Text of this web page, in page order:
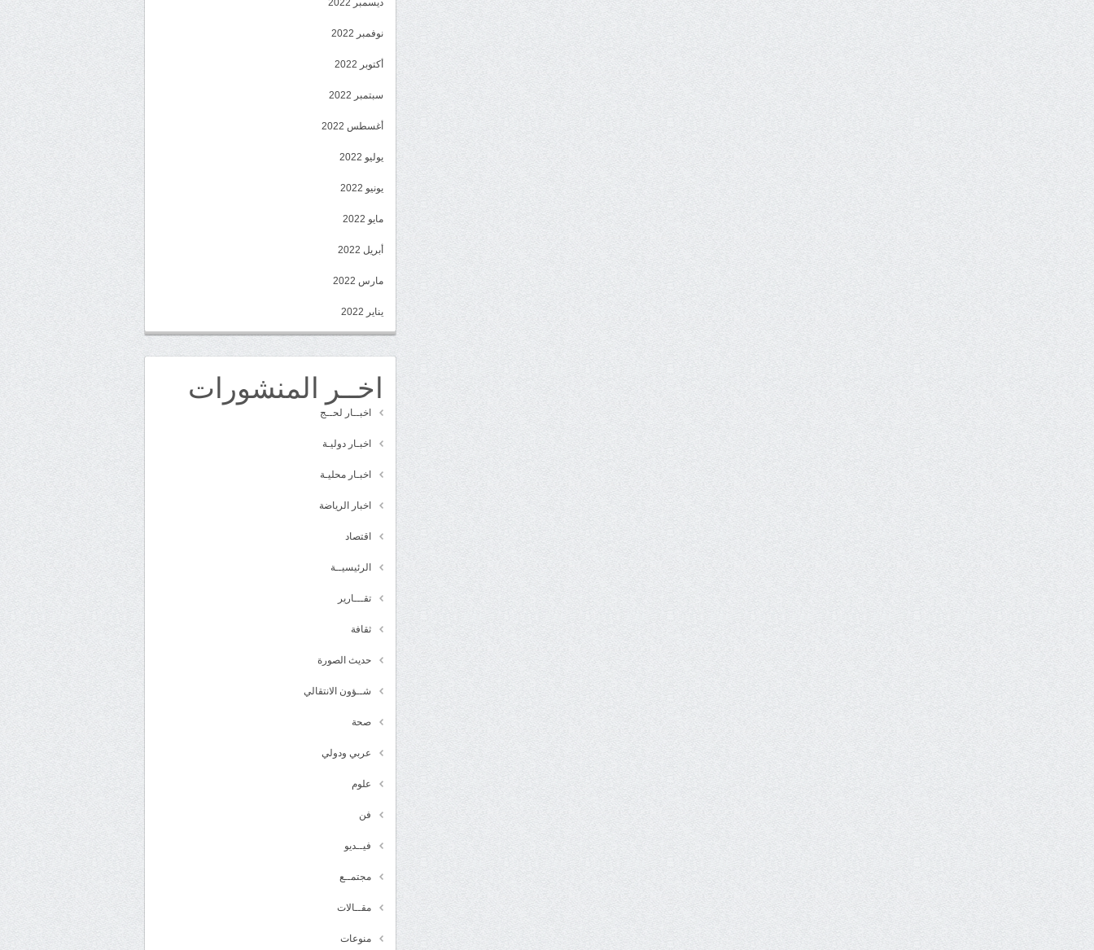
ديسمبر 2022
نوفمبر 2022
أكتوبر 2022
سبتمبر 2022
أغسطس 2022
يوليو 2022
يونيو 2022
مايو 2022
أبريل 2022
مارس 2022
يناير 2022
اخــر المنشورات
اخبــار لحــج
اخبـار دوليـة
اخبـار محليـة
اخبار الرياضة
اقتصاد
الرئيسيــة
تقـــارير
ثقافة
حديث الصورة
شــؤون الانتقالي
صحة
عربي ودولي
علوم
فن
فيــديو
مجتمــع
مقــالات
منوعات